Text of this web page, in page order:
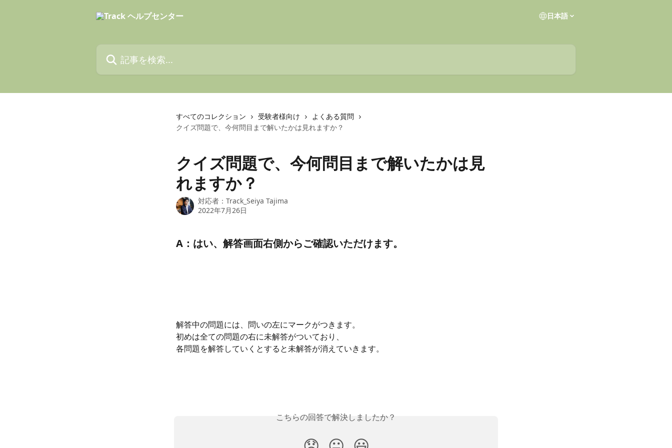
日本語
すべてのコレクション 受験者様向け
よくある質問
クイズ問題で、今何問目まで解いたかは見れますか？
クイズ問題で、今何問目まで解いたかは見
れますか？
対応者： Track_Seiya Tajima
2022年7月26日
A：はい、解答画面右側からご確認いただけます。
解答中の問題には、問いの左にマークがつきます。
初めは全ての問題の右に未解答がついており、
各問題を解答していくとすると未解答が消えていきます。
こちらの回答で解決しましたか？